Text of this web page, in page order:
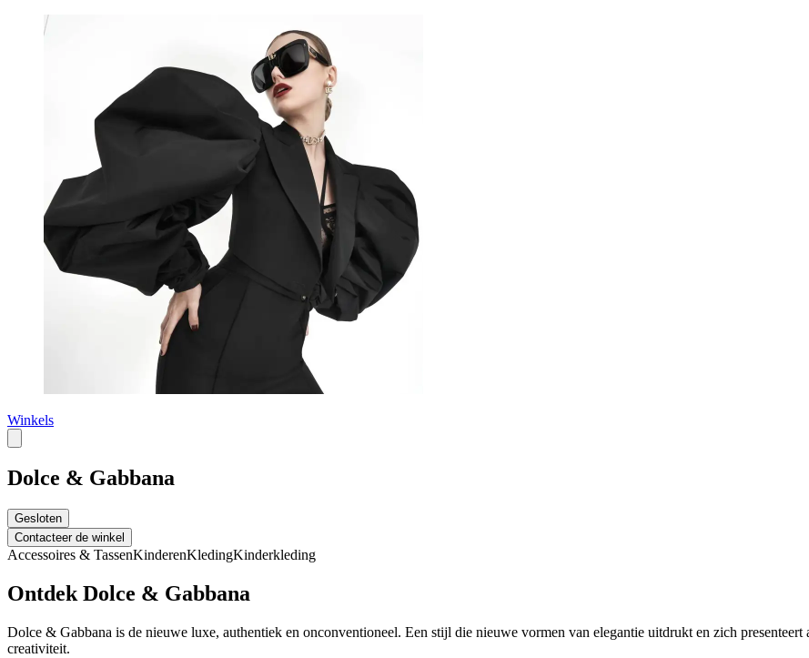
Winkels
Dolce & Gabbana
Gesloten
Contacteer de winkel
Accessoires & TassenKinderenKledingKinderkleding
Ontdek Dolce & Gabbana
Dolce & Gabbana is de nieuwe luxe, authentiek en onconventioneel. Een stijl die nieuwe vormen van elegantie uitdrukt en zich presenteert
creativiteit.